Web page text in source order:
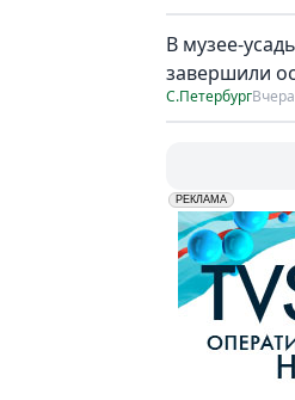
В музее-
завершили
С.Петербург
erid: LdtCK5udn
РЕКЛАМА
АО "ГАТР", ИНН: